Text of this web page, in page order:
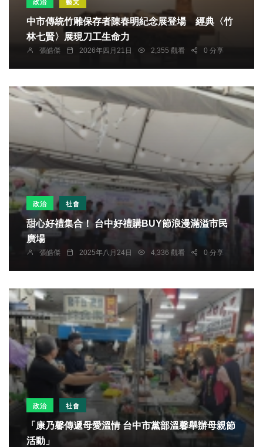
政治 藝文
中市傳統竹雕保存者陳春明紀念展登場 經典〈竹
林七賢〉展現刀工生命力
張皓傑 2026年四月21日 2,355 觀看 0 分享
政治 社會
甜心好禮集合！ 台中好禮購BUY節浪漫滿溢市民
廣場
張皓傑 2025年八月24日 4,336 觀看 0 分享
政治 社會
「康乃馨傳遞母愛溫情 台中市黨部溫馨舉辦母親節
活動」